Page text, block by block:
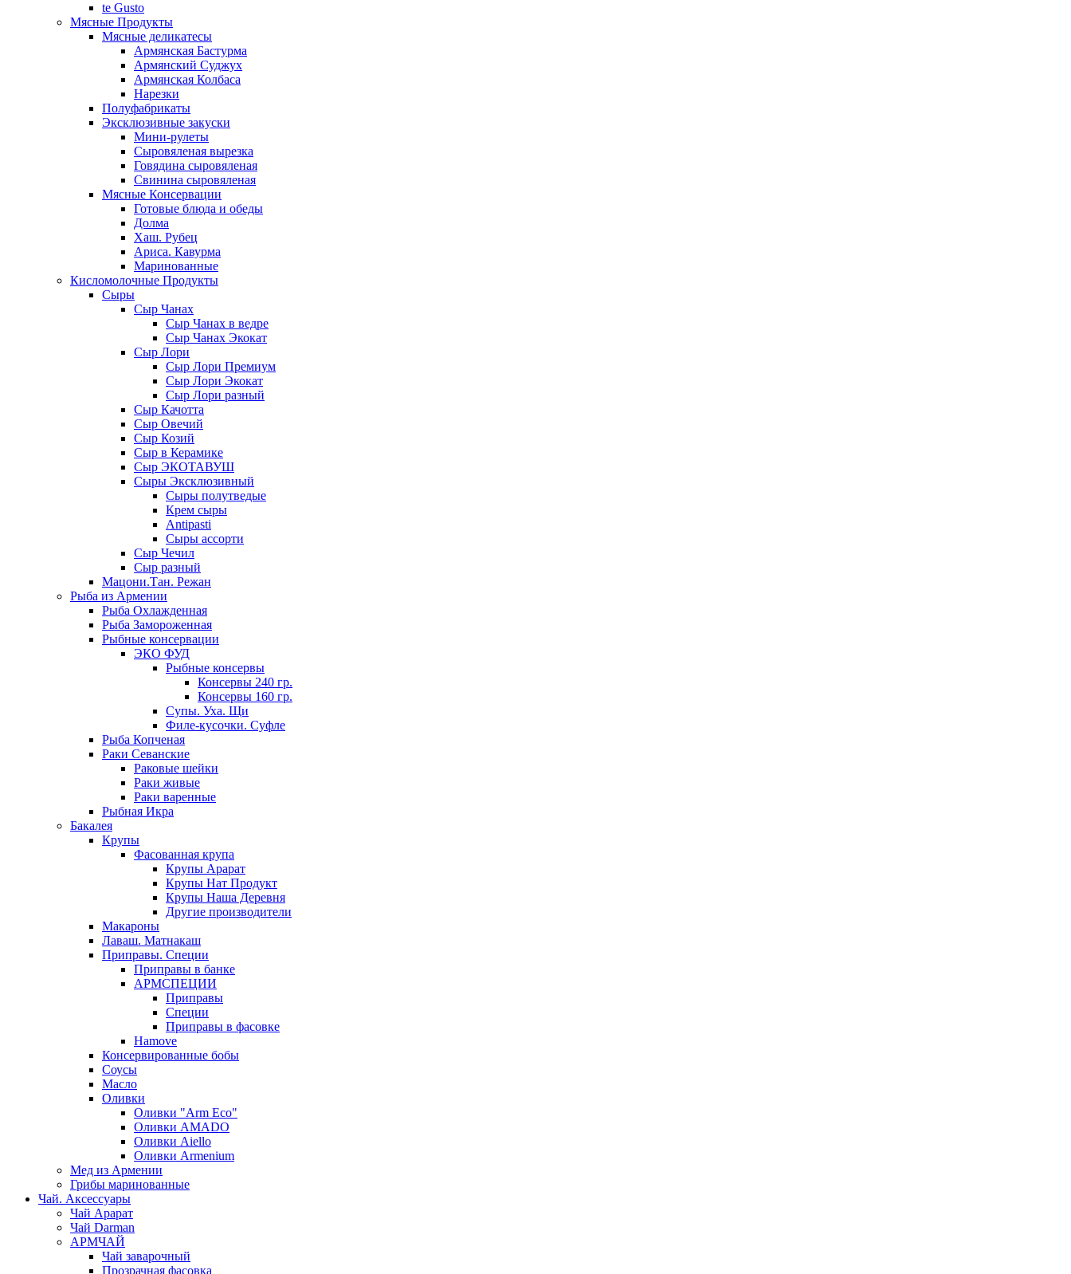
te Gusto
Мясные Продукты
Мясные деликатесы
Армянская Бастурма
Армянский Суджух
Армянская Колбаса
Нарезки
Полуфабрикаты
Эксклюзивные закуски
Мини-рулеты
Сыровяленая вырезка
Говядина сыровяленая
Свинина сыровяленая
Мясные Консервации
Готовые блюда и обеды
Долма
Хаш. Рубец
Ариса. Кавурма
Маринованные
Кисломолочные Продукты
Сыры
Сыр Чанах
Сыр Чанах в ведре
Сыр Чанах Экокат
Сыр Лори
Сыр Лори Премиум
Сыр Лори Экокат
Сыр Лори разный
Сыр Качотта
Сыр Овечий
Сыр Козий
Сыр в Керамике
Сыр ЭКОТАВУШ
Сыры Эксклюзивный
Сыры полутведые
Крем сыры
Antipasti
Сыры ассорти
Сыр Чечил
Сыр разный
Мацони.Тан. Режан
Рыба из Армении
Рыба Охлажденная
Рыба Замороженная
Рыбные консервации
ЭКО ФУД
Рыбные консервы
Консервы 240 гр.
Консервы 160 гр.
Супы. Уха. Щи
Филе-кусочки. Суфле
Рыба Копченая
Раки Севанские
Раковые шейки
Раки живые
Раки варенные
Рыбная Икра
Бакалея
Крупы
Фасованная крупа
Крупы Арарат
Крупы Нат Продукт
Крупы Наша Деревня
Другие производители
Макароны
Лаваш. Матнакаш
Приправы. Специи
Приправы в банке
АРМСПЕЦИИ
Приправы
Специи
Приправы в фасовке
Hamove
Консервированные бобы
Соусы
Масло
Оливки
Оливки "Arm Eco"
Оливки AMADO
Оливки Aiello
Оливки Armenium
Мед из Армении
Грибы маринованные
Чай. Аксессуары
Чай Арарат
Чай Darman
АРМЧАЙ
Чай заварочный
Прозрачная фасовка